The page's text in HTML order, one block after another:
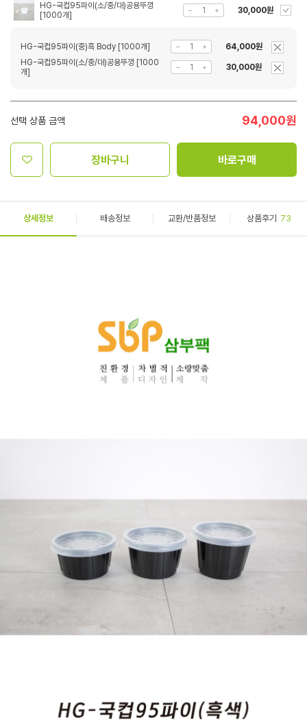
HG-국컵95파이(소/중/대)공용뚜껑
[1000개]
30,000원
HG-국컵95파이(중)흑 Body [1000개]
64,000원
HG-국컵95파이(소/중/대)공용뚜껑 [1000
개]
30,000원
선택 상품 금액 94,000원
장바구니 바로구매
상세정보 배송정보 교환/반품정보 상품후기 73